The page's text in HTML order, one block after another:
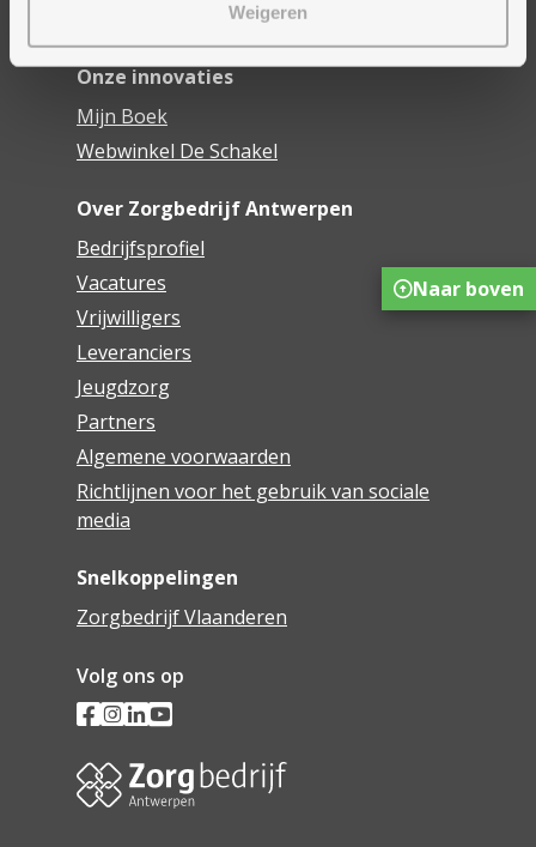
Weigeren
Onze innovaties
Mijn Boek
Webwinkel De Schakel
Over Zorgbedrijf Antwerpen
Bedrijfsprofiel
Vacatures
Vrijwilligers
Leveranciers
Jeugdzorg
Partners
Algemene voorwaarden
Richtlijnen voor het gebruik van sociale
media
Snelkoppelingen
Zorgbedrijf Vlaanderen
Volg ons op
Naar boven